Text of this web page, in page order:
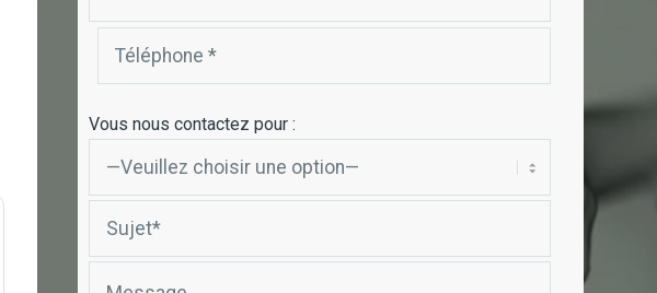
Vous nous contactez pour :